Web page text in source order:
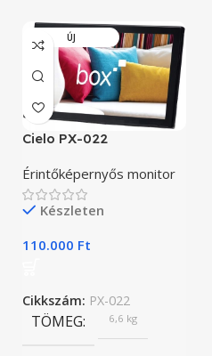
ÚJ
Cielo PX-022
Érintőképernyős monitor
Készleten
110.000 Ft
Cikkszám: PX-022
TÖMEG 6,6 kg